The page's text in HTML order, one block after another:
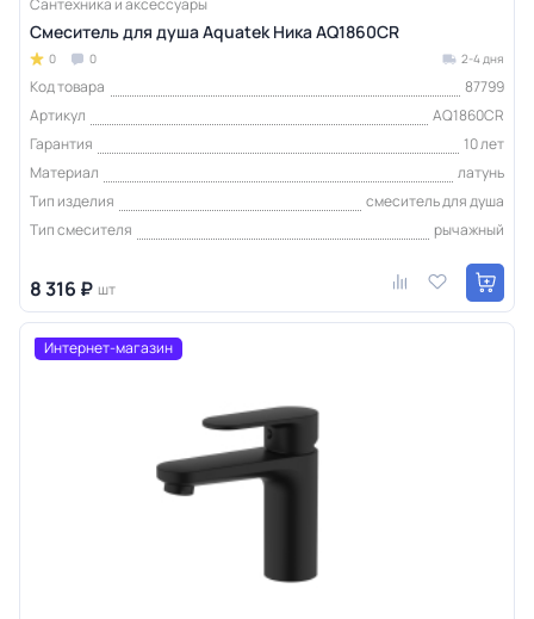
Смеситель для душа Aquatek Ника AQ1860CR
0 0 2-4 дня
Код товара
87799
Артикул
AQ1860CR
Гарантия
10 лет
Материал
латунь
Тип изделия
смеситель для душа
Тип смесителя
рычажный
8 316 ₽ шт
Интернет-магазин